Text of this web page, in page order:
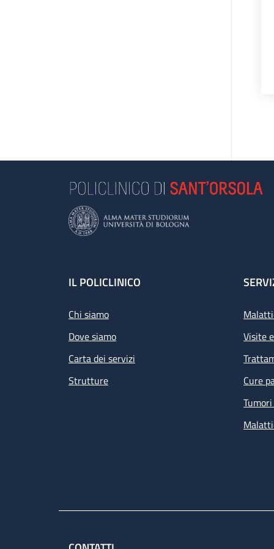
Footer
IL POLICLINICO
Chi siamo
Dove siamo
Carta dei servizi
Strutture
Visite
Cure